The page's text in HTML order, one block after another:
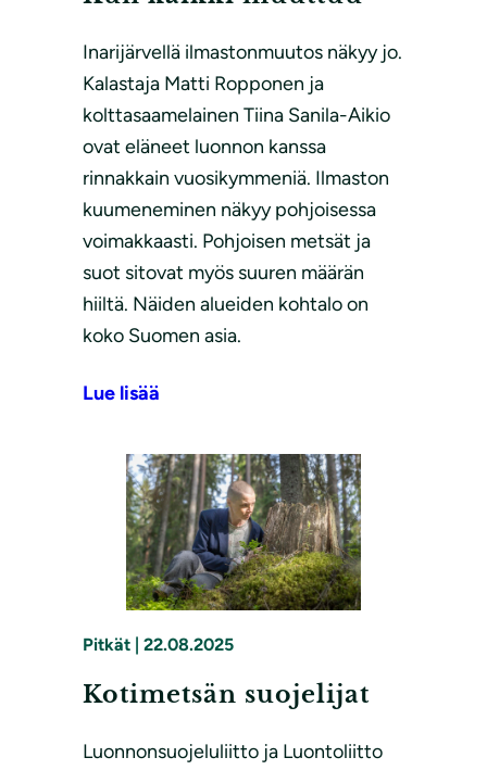
Inarijärvellä ilmastonmuutos näkyy jo.
Kalastaja Matti Ropponen ja
kolttasaamelainen Tiina Sanila-Aikio
ovat eläneet luonnon kanssa
rinnakkain vuosikymmeniä. Ilmaston
kuumeneminen näkyy pohjoisessa
voimakkaasti. Pohjoisen metsät ja
suot sitovat myös suuren määrän
hiiltä. Näiden alueiden kohtalo on
koko Suomen asia.
Lue lisää
Pitkät | 22.08.2025
Kotimetsän suojelijat
Luonnonsuojeluliitto ja Luontoliitto